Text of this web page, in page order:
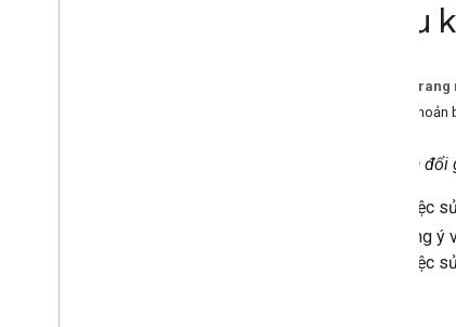
Điều
Trên trang
Điều khoản
Lần sửa
Bằng việc
bạn đồng ý
chỉnh việc